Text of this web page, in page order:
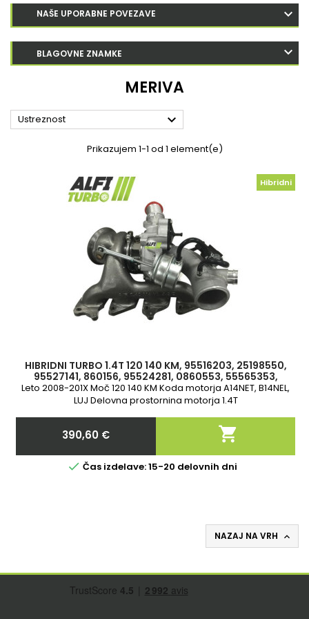
NAŠE UPORABNE POVEZAVE
BLAGOVNE ZNAMKE
MERIVA
Ustreznost 
Prikazujem 1-1 od 1 element(e)
Hibridni
HIBRIDNI TURBO 1.4T 120 140 KM, 95516203, 25198550,
95527141, 860156, 95524281, 0860553, 55565353,
781504-1, 853215-5003S,
Leto 2008-201X Moč 120 140 KM Koda motorja A14NET, B14NEL,
LUJ Delovna prostornina motorja 1.4T
Cena
390,60 € 
 Čas izdelave: 15-20 delovnih dni
NAZAJ NA VRH 